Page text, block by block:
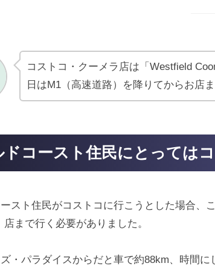
コストコ・クーメラ店は「Westfield
日はM1（高速道路）を降りてからお店
ドコースト住民にとっては
スト住民がコストコに行こうとした場合、
店まで行く必要がありました。
・パラダイスからだと車で約88km、時間